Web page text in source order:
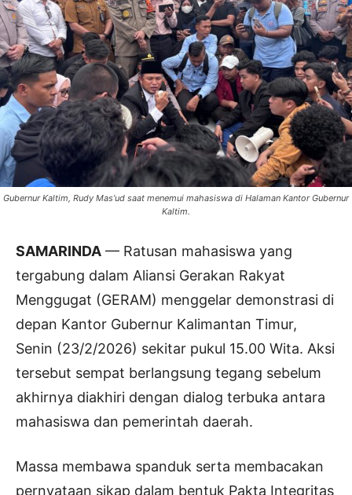
Gubernur Kaltim, Rudy Mas’ud saat menemui mahasiswa di Halaman Kantor Gubernur
Kaltim.
SAMARINDA — Ratusan mahasiswa yang
tergabung dalam Aliansi Gerakan Rakyat
Menggugat (GERAM) menggelar demonstrasi di
depan Kantor Gubernur Kalimantan Timur,
Senin (23/2/2026) sekitar pukul 15.00 Wita. Aksi
tersebut sempat berlangsung tegang sebelum
akhirnya diakhiri dengan dialog terbuka antara
mahasiswa dan pemerintah daerah.
Massa membawa spanduk serta membacakan
pernyataan sikap dalam bentuk Pakta Integritas